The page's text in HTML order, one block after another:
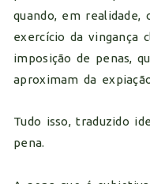
quando, em
exercício da vingança
imposição de penas,
aproximam da
Tudo isso, traduzido
pena.